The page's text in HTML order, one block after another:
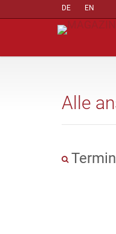
DE EN
Alle